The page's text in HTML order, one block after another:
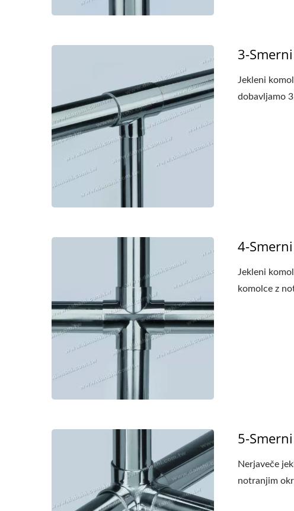
3-
Jekleni
dobavljamo
4-
Jekleni
komolce z
5-
Nerjaveče
notranjim
Dodatki Iz Nerjavečega Jekla